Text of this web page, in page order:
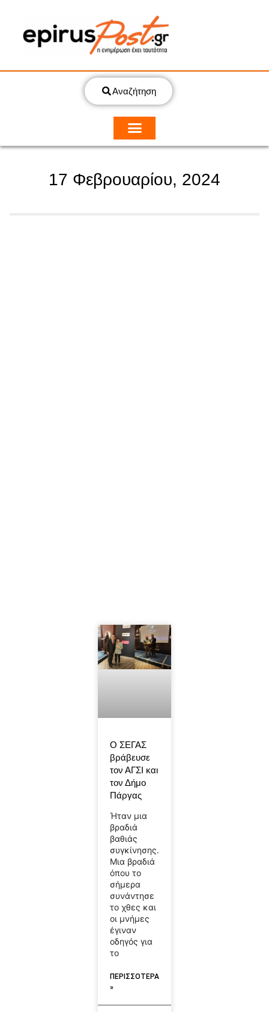
Αναζήτηση
17 Φεβρουαρίου, 2024
Ο ΣΕΓΑΣ
βράβευσε
τον ΑΓΣΙ και
τον Δήμο
Πάργας
Ήταν μια
βραδιά
βαθιάς
συγκίνησης.
Μια βραδιά
όπου το
σήμερα
συνάντησε
το χθες και
οι μνήμες
έγιναν
οδηγός για
το
ΠΕΡΙΣΣΟΤΕΡΑ
»